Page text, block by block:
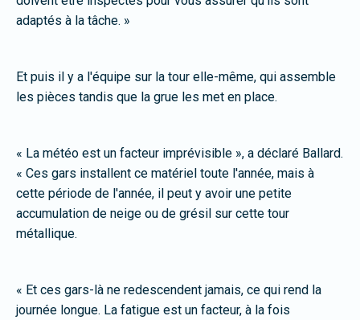
adaptés à la tâche. »
Et puis il y a l'équipe sur la tour elle-même, qui assemble
les pièces tandis que la grue les met en place.
« La météo est un facteur imprévisible », a déclaré Ballard.
« Ces gars installent ce matériel toute l'année, mais à
cette période de l'année, il peut y avoir une petite
accumulation de neige ou de grésil sur cette tour
métallique.
« Et ces gars-là ne redescendent jamais, ce qui rend la
journée longue. La fatigue est un facteur, à la fois